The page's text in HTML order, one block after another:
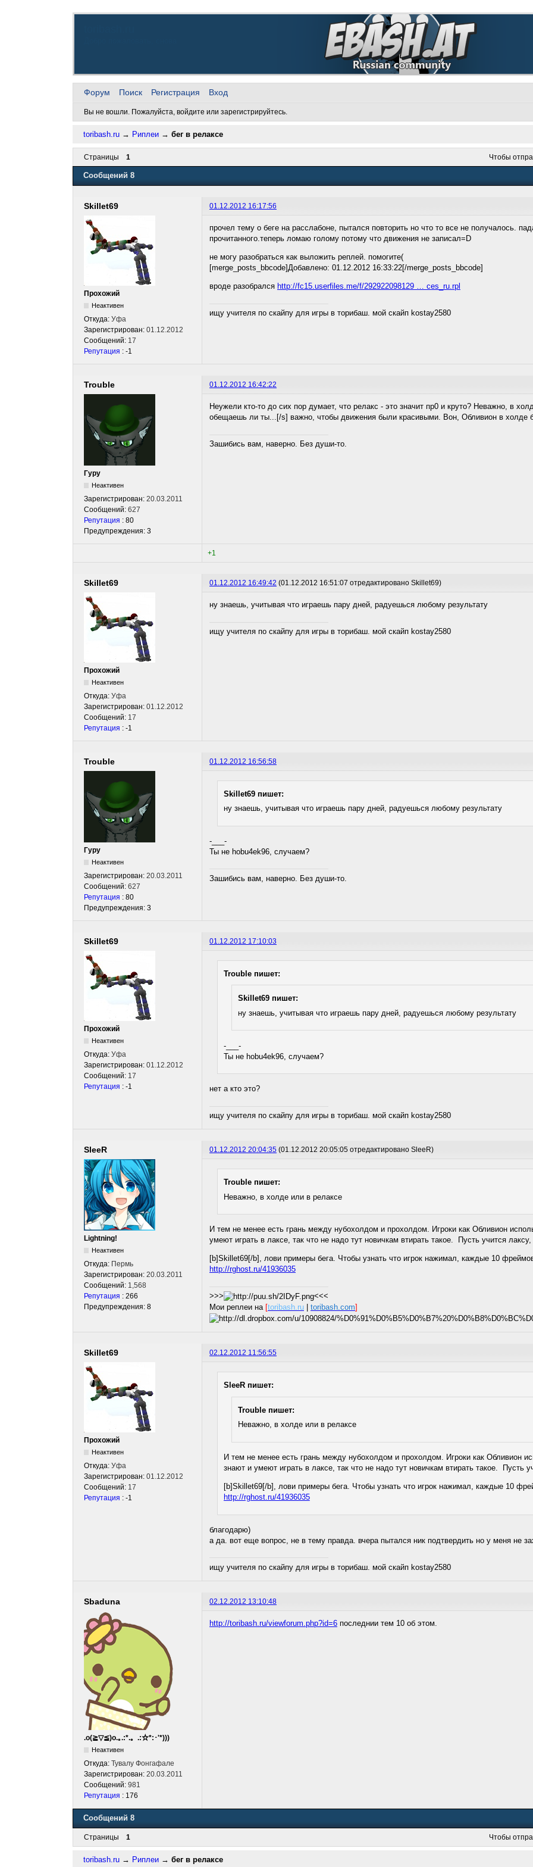
Форум Поиск Регистрация Вход
Вы не вошли. Пожалуйста, войдите или зарегистрируйтесь.
toribash.ru → Риплеи →бег в релаксе
Страницы 1 Чтобы
Сообщений 8
Skillet69 01.12.2012 16:17:56
Прохожий
Неактивен
Откуда: Уфа
Зарегистрирован: 01.12.2012
Сообщений: 17
Репутация : -1
прочел тему о беге на расслабоне, пытался повторить но что то все не получалось.
прочитанного.теперь ломаю голому потому что движения не записал=D
не могу разобраться как выложить реплей. помогите(
[merge_posts_bbcode]Добавлено: 01.12.2012 16:33:22[/merge_posts_bbcode]
вроде разобрался http://fc15.userfiles.me/f/292922098129 … ces_ru.rpl
ищу учителя по скайпу для игры в торибаш. мой скайп kostay2580
Trouble 01.12.2012 16:42:22
Гуру
Неактивен
Зарегистрирован: 20.03.2011
Сообщений: 627
Репутация : 80
Предупреждения: 3
Неужели кто-то до сих пор думает, что релакс - это значит пр0 и круто? Неважно, в
обещаешь ли ты...[/s] важно, чтобы движения были красивыми. Вон, Обливион в холде
Зашибись вам, наверно. Без души-то.
+1
Skillet69 01.12.2012 16:49:42 (01.12.2012 16:51:07 отредактировано Skillet69)
Прохожий
Неактивен
Откуда: Уфа
Зарегистрирован: 01.12.2012
Сообщений: 17
Репутация : -1
ну знаешь, учитывая что играешь пару дней, радуешься любому результату
ищу учителя по скайпу для игры в торибаш. мой скайп kostay2580
Trouble 01.12.2012 16:56:58
Гуру
Неактивен
Зарегистрирован: 20.03.2011
Сообщений: 627
Репутация : 80
Предупреждения: 3
Skillet69 пишет:
ну знаешь, учитывая что играешь пару дней, радуешься любому результату
-___-
Ты не hobu4ek96, случаем?
Зашибись вам, наверно. Без души-то.
Skillet69 01.12.2012 17:10:03
Прохожий
Неактивен
Откуда: Уфа
Зарегистрирован: 01.12.2012
Сообщений: 17
Репутация : -1
Trouble пишет:
Skillet69 пишет:
ну знаешь, учитывая что играешь пару дней, радуешься любому результату
-___-
Ты не hobu4ek96, случаем?
нет а кто это?
ищу учителя по скайпу для игры в торибаш. мой скайп kostay2580
SleeR 01.12.2012 20:04:35 (01.12.2012 20:05:05 отредактировано SleeR)
Lightning!
Неактивен
Откуда: Пермь
Зарегистрирован: 20.03.2011
Сообщений: 1,568
Репутация : 266
Предупреждения: 8
Trouble пишет:
Неважно, в холде или в релаксе
И тем не менее есть грань между нубохолдом и прохолдом. Игроки как Обливион
умеют играть в лаксе, так что не надо тут новичкам втирать такое. Пусть учится
[b]Skillet69[/b], лови примеры бега. Чтобы узнать что игрок нажимал, каждые 10
http://rghost.ru/41936035
>>>
<<<
Мои реплеи на [toribash.ru toribash.com]
Skillet69 02.12.2012 11:56:55
Прохожий
Неактивен
Откуда: Уфа
Зарегистрирован: 01.12.2012
Сообщений: 17
Репутация : -1
SleeR пишет:
Trouble пишет:
Неважно, в холде или в релаксе
И тем не менее есть грань между нубохолдом и прохолдом. Игроки как Обливион
знают и умеют играть в лаксе, так что не надо тут новичкам втирать такое. Пусть
[b]Skillet69[/b], лови примеры бега. Чтобы узнать что игрок нажимал, каждые 10
http://rghost.ru/41936035
благодарю)
а да. вот еще вопрос, не в тему правда. вчера пытался ник подтвердить но у меня не
ищу учителя по скайпу для игры в торибаш. мой скайп kostay2580
Sbaduna 02.12.2012 13:10:48
.o(≧▽≦)o.｡.:*.。.:☆*:･'*)))
Неактивен
Откуда: Тувалу Фонгафале
Зарегистрирован: 20.03.2011
Сообщений: 981
Репутация : 176
http://toribash.ru/viewforum.php?id=6 последнии тем 10 об этом.
Сообщений 8
Страницы 1 Чтобы
toribash.ru → Риплеи →бег в релаксе